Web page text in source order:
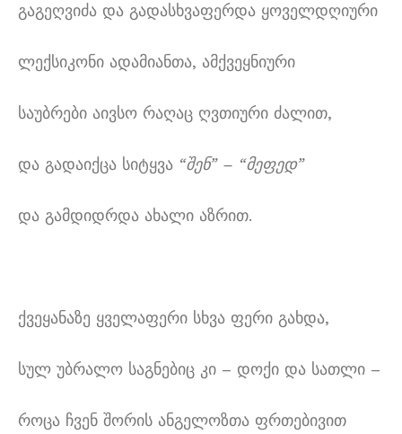
გაგეღვიძა და გადასხვაფერდა ყოველდღიური
ლექსიკონი ადამიანთა, ამქვეყნიური
საუბრები აივსო რაღაც ღვთიური ძალით,
და გადაიქცა სიტყვა “შენ” – “მეფედ”
და გამდიდრდა ახალი აზრით.
ქვეყანაზე ყველაფერი სხვა ფერი გახდა,
სულ უბრალო საგნებიც კი – დოქი და სათლი –
როცა ჩვენ შორის ანგელოზთა ფრთებივით